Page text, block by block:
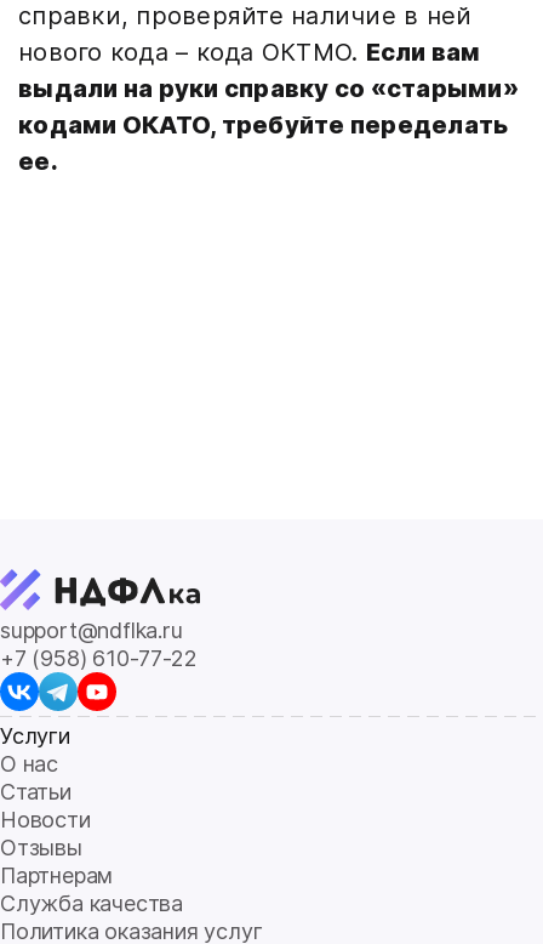
справки, проверяйте наличие в ней
нового кода – кода ОКТМО. Если вам
выдали на руки справку со «старыми»
кодами ОКАТО, требуйте переделать
ее.
support@ndflka.ru
+7 (958) 610-77-22
Услуги
О нас
Статьи
Новости
Отзывы
Партнерам
Служба качества
Политика оказания услуг